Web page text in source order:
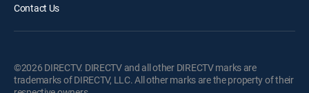
Contact Us
©2026 DIRECTV. DIRECTV and all other DIRECTV marks are
trademarks of DIRECTV, LLC. All other marks are the property of their